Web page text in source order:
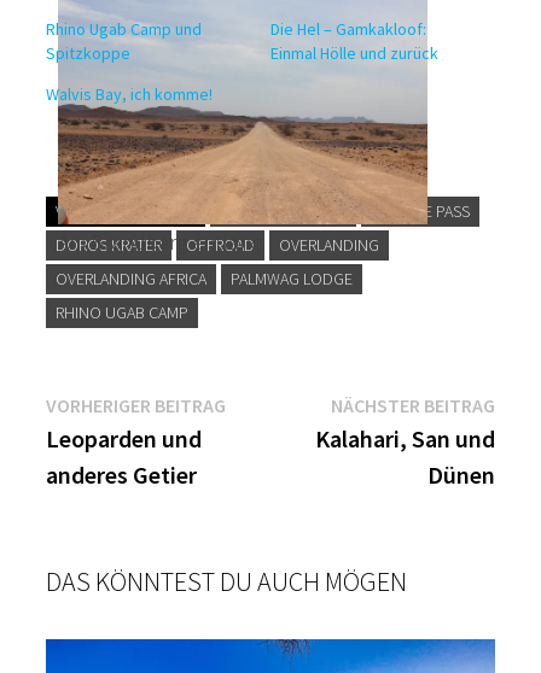
Am Brandberg entlang
Rhino Ugab Camp und
Spitzkoppe
Die Hel – Gamkakloof:
Einmal Hölle und zurück
Walvis Bay, ich komme!
VERSCHLAGWORTET DESOLATION PASS
DIVORCE PASS
DOROS KRATER
OFFROAD
OVERLANDING
OVERLANDING AFRICA
PALMWAG LODGE
RHINO UGAB CAMP
VORHERIGER BEITRAG
Leoparden und
anderes Getier
NÄCHSTER BEITRAG
Kalahari, San und
Dünen
DAS KÖNNTEST DU AUCH MÖGEN